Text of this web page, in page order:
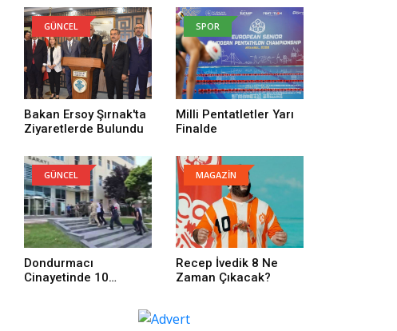
Düğünü Filmi
Oyuncuları Kim,
Konusu Ne?
GÜNCEL
Bakan Ersoy Şırnak'ta
Ziyaretlerde Bulundu
SPOR
Milli Pentatletler Yarı
Finalde
GÜNCEL
Dondurmacı
Cinayetinde 10
MAGAZİN
Recep İvedik 8 Ne
Zaman Çıkacak?